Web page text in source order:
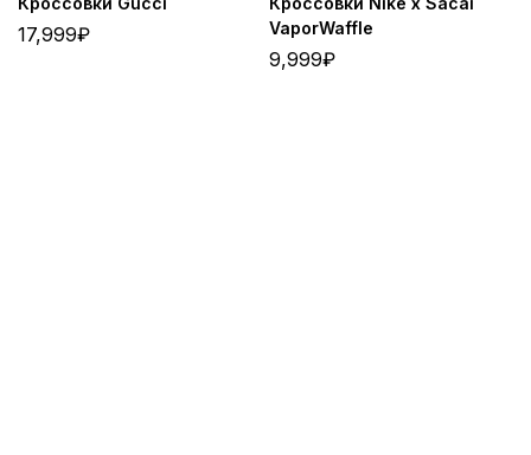
17,999₽
VaporWaffle
9,999₽